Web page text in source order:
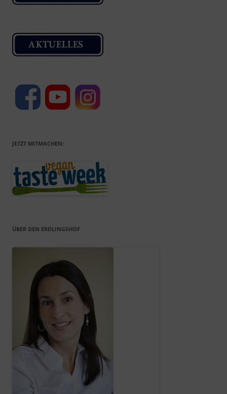
JETZT MITMACHEN:
ÜBER DEN ERDLINGSHOF